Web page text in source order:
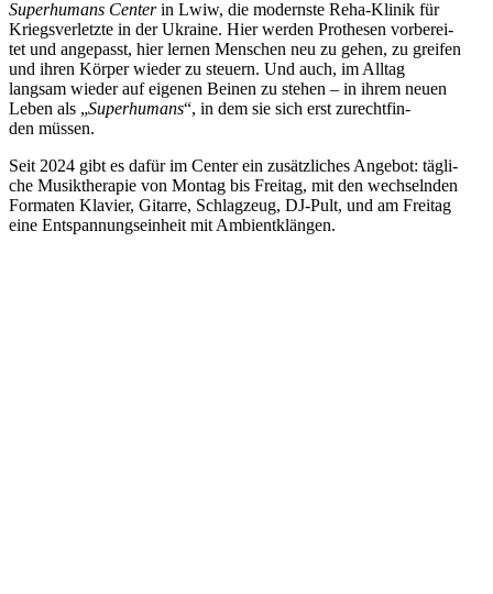
Super­hu­mans Centerin Lwiw, die modernste Reha-Klinik für
Kriegs­ver­letzte in der Ukraine. Hier werden Pro­the­sen vor­be­rei­
tet und ange­passt, hier lernen Men­schen neu zu gehen, zu greifen
und ihren Körper wieder zu steuern. Und auch, im Alltag
langsam wieder auf eigenen Beinen zu stehen – in ihrem neuen
Leben als „Super­hu­mans“, in dem sie sich erst zurecht­fin­
den müssen.
Seit 2024 gibt es dafür im Center ein zusätz­li­ches Angebot: täg­li­
che Musik­the­ra­pie von Montag bis Freitag, mit den wech­seln­den
For­ma­ten Klavier, Gitarre, Schlag­zeug, DJ-Pult, und am Freitag
eine Ent­span­nungs­ein­heit mit Ambientklängen.